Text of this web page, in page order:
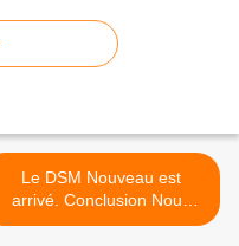
Le DSM Nouveau est
arrivé. Conclusion Nous
sommes tous des fous ! >